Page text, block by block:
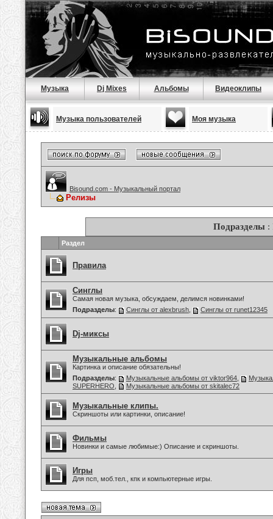
Музыка Dj Mixes Альбомы Видеоклипы
Музыка пользователей Моя музыка
Bisound.com - Музыкальный портал
Релизы
Подразделы :
Раздел
Правила
Синглы
Самая новая музыка, обсуждаем, делимся новинками!
Подразделы: Синглы от alexbrush Синглы от runet12345
Dj-миксы
Музыкальные альбомы
Картинка и описание обязательны!
Подразделы: Музыкальные альбомы от viktor964
SUPERHERO
Музыкальные альбомы от skitalec72
Музыкальные клипы.
Скриншоты или картинки, описание!
Фильмы
Новинки и самые любимые:) Описание и скриншоты.
Игры
Для псп, моб.тел., кпк и компьютерные игры.